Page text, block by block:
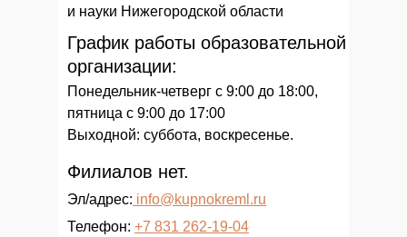
и науки Нижегородской области
График работы образовательной
организации:
Понедельник-четверг с 9:00 до 18:00,
пятница с 9:00 до 17:00
Выходной: суббота, воскресенье.
Филиалов нет.
Эл/адрес: info@kupnokreml.ru
Телефон: +7 831 262-19-04